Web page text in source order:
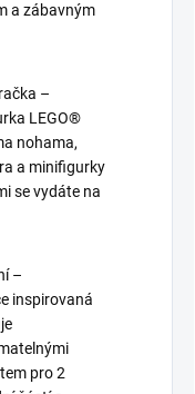
a zábavným
–
LEGO®
nohama,
a minifigurky
se vydáte na
–
inspirovaná
pro 2